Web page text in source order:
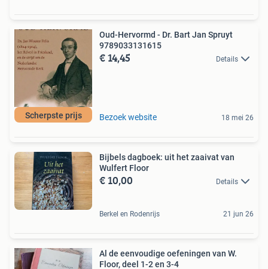
Scherpste prijs
Oud-Hervormd - Dr. Bart Jan Spruyt
9789033131615
€ 14,45 Details
Bezoek website 18 mei 26
Bijbels dagboek: uit het zaaivat van
Wulfert Floor
€ 10,00 Details
Berkel en Rodenrijs 21 jun 26
Al de eenvoudige oefeningen van W.
Floor, deel 1-2 en 3-4